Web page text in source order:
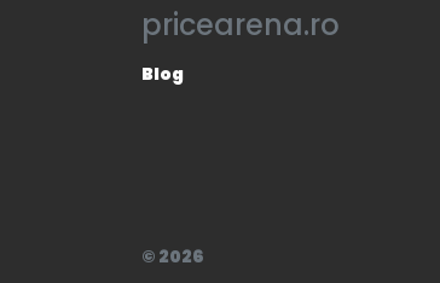
pricearena.ro
Blog
© 2026